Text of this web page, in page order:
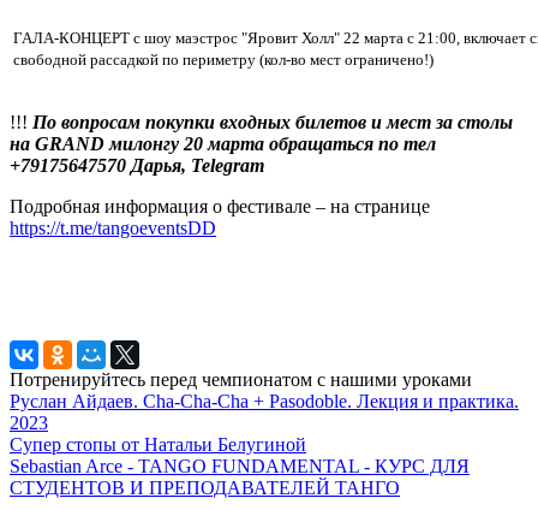
ГАЛА-КОНЦЕРТ с шоу маэстрос "Яровит Холл" 22 марта с 21:00, включает
свободной рассадкой по периметру (кол-во мест ограничено!)
!!! По вопросам покупки входных билетов и мест за столы
на GRAND милонгу 20 марта обращаться по тел
+79175647570 Дарья, Telegram
Подробная информация о фестивале – на странице
https://t.me/tangoeventsDD
Потренируйтесь перед чемпионатом с нашими уроками
Руслан Айдаев. Cha-Cha-Cha + Pasodoble. Лекция и практика.
2023
Супер стопы от Натальи Белугиной
Sebastian Arce - TANGO FUNDAMENTAL - КУРС ДЛЯ
СТУДЕНТОВ И ПРЕПОДАВАТЕЛЕЙ ТАНГО